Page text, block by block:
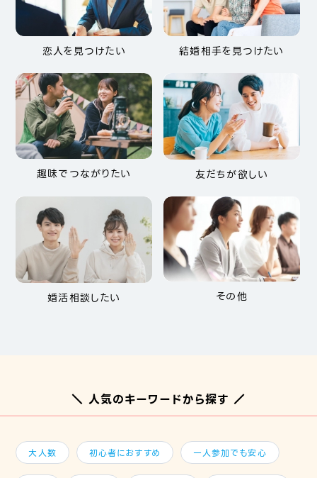
恋人を見つけたい 結婚相手を見つけたい
趣味でつながりたい 友だちが欲しい
婚活相談したい その他
＼ 人気のキーワードから探す ／
大人数 初心者におすすめ 一人参加でも安心